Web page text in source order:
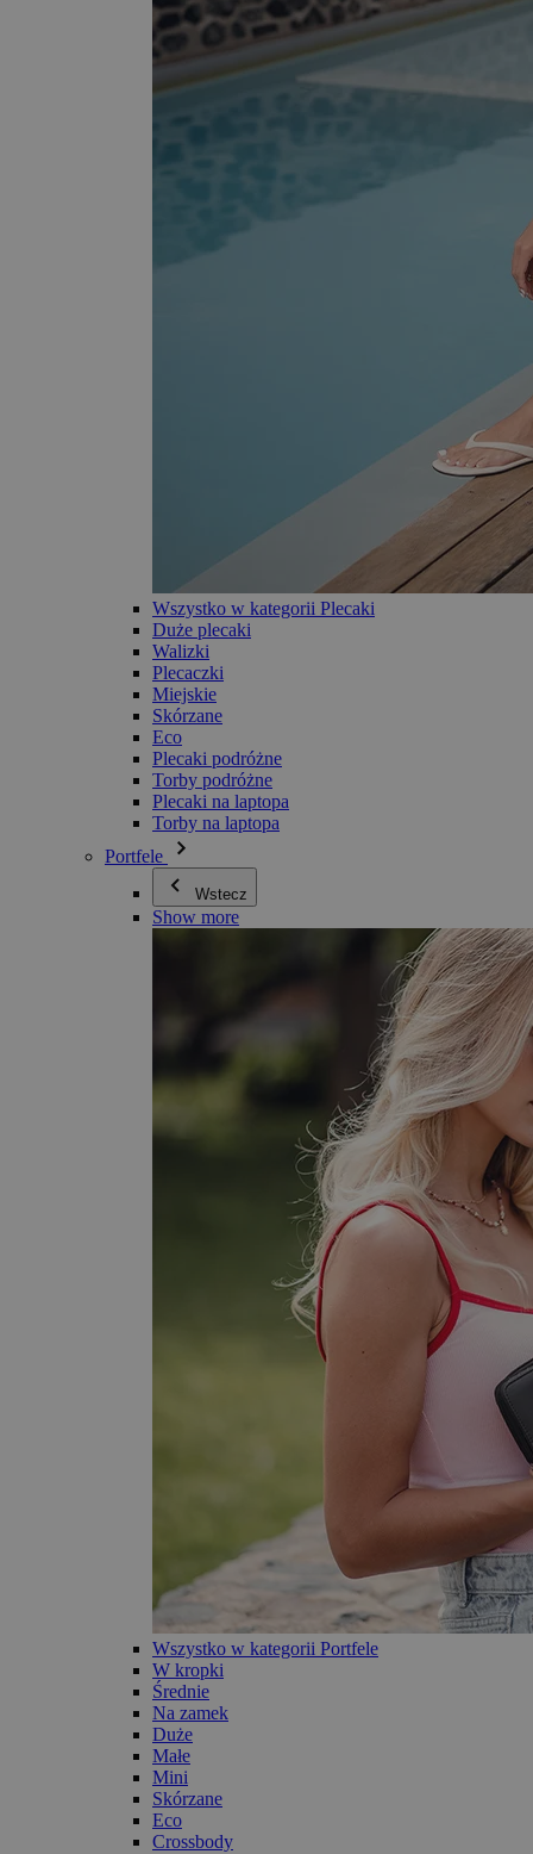
Wszystko w kategorii Plecaki
Duże plecaki
Walizki
Plecaczki
Miejskie
Skórzane
Eco
Plecaki podróżne
Torby podróżne
Plecaki na laptopa
Torby na laptopa
Portfele
Wstecz
Show more
Wszystko w kategorii Portfele
W kropki
Średnie
Na zamek
Duże
Małe
Mini
Skórzane
Eco
Crossbody